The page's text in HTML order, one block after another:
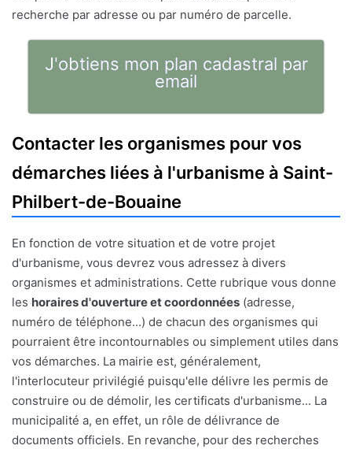
recherche par adresse ou par numéro de parcelle.
J'obtiens mon plan cadastral par
email
Contacter les organismes pour vos
démarches liées à l'urbanisme à Saint-
Philbert-de-Bouaine
En fonction de votre situation et de votre projet
d'urbanisme, vous devrez vous adressez à divers
organismes et administrations. Cette rubrique vous donne
les horaires d'ouverture et coordonnées (adresse,
numéro de téléphone...) de chacun des organismes qui
pourraient être incontournables ou simplement utiles dans
vos démarches. La mairie est, généralement,
l'interlocuteur privilégié puisqu'elle délivre les permis de
construire ou de démolir, les certificats d'urbanisme... La
municipalité a, en effet, un rôle de délivrance de
documents officiels. En revanche, pour des recherches